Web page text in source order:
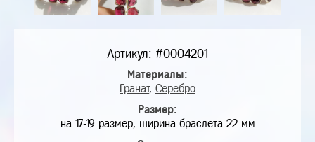
Артикул: #0004201
Материалы:
Гранат, Серебро
Размер:
на 17-19 размер, ширина браслета 22 мм